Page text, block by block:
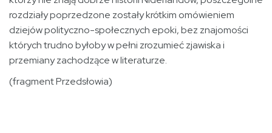
rozdziały poprzedzone zostały krótkim omówieniem
dziejów polityczno-społecznych epoki, bez znajomości
których trudno byłoby w pełni zrozumieć zjawiska i
przemiany zachodzące w literaturze.
(fragment Przedsłowia)